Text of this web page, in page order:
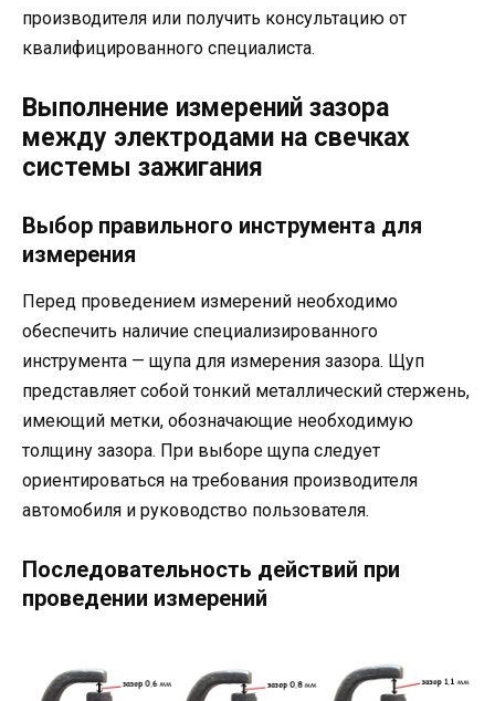
производителя или получить консультацию от
квалифицированного специалиста.
Выполнение измерений зазора
между электродами на свечках
системы зажигания
Выбор правильного инструмента для
измерения
Перед проведением измерений необходимо
обеспечить наличие специализированного
инструмента — щупа для измерения зазора. Щуп
представляет собой тонкий металлический стержень,
имеющий метки, обозначающие необходимую
толщину зазора. При выборе щупа следует
ориентироваться на требования производителя
автомобиля и руководство пользователя.
Последовательность действий при
проведении измерений